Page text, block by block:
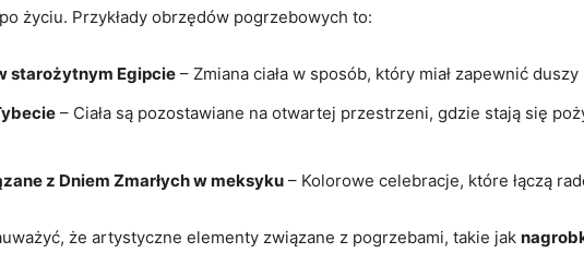
życiu. Przykłady obrzędów pogrzebowych to:
starożytnym Egipcie – Zmiana ciała w sposób, który miał zapewnić
– Ciała są pozostawiane na otwartej przestrzeni, gdzie stają się
z Dniem Zmarłych w meksyku – Kolorowe celebracje, które łączą
że artystyczne elementy związane z pogrzebami, takie jak